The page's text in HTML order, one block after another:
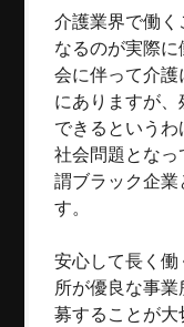
介護業界で働
なるのが実際
会に伴って介
にありますが
できるという
社会問題とな
謂ブラック企
す。
安心して長く
所が優良な事
募することが大